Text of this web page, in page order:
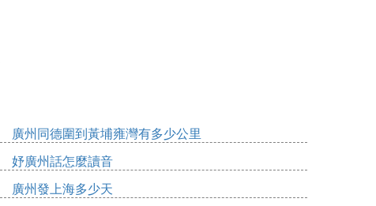
廣州同德圍到黃埔雍灣有多少公里
妤廣州話怎麼讀音
廣州發上海多少天